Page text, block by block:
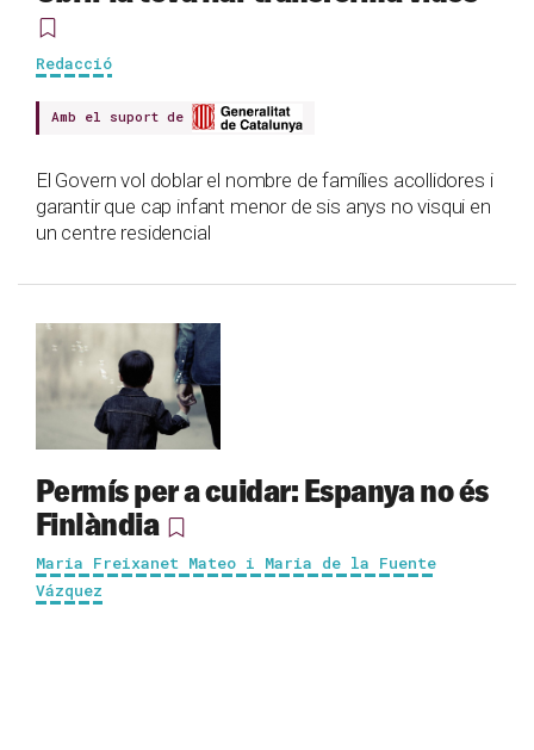
Redacció
Amb el suport de
El Govern vol doblar el nombre de famílies acollidores i
garantir que cap infant menor de sis anys no visqui en
un centre residencial
Permís per a cuidar: Espanya no és
Finlàndia
Maria Freixanet Mateo i Maria de la Fuente
Vázquez